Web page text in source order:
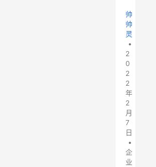
帅
帅
灵
•
2
0
2
2
年
2
月
7
日
•
企
业